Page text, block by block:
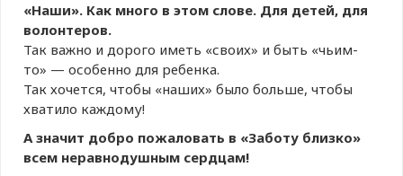
«Наши». Как много в этом слове. Для детей, для
волонтеров.
Так важно и дорого иметь «своих» и быть «чьим-
то» — особенно для ребенка.
Так хочется, чтобы «наших» было больше, чтобы
хватило каждому!
А значит добро пожаловать в «Заботу близко»
всем неравнодушным сердцам!